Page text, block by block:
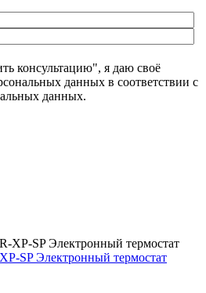
консультацию", я даю своё
данных в соответствии с
данных.
SP Электронный термостат